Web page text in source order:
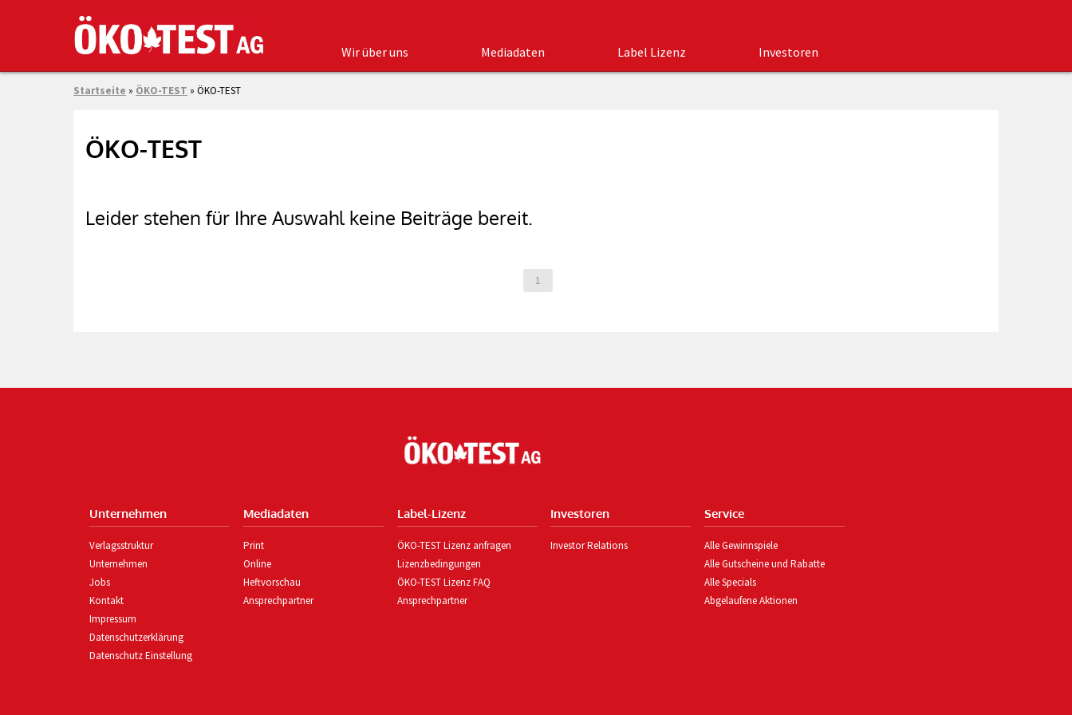
Wir über uns Mediadaten Label Lizenz Investoren
Startseite » ÖKO-TEST » ÖKO-TEST
ÖKO-TEST
Leider stehen für Ihre Auswahl keine Beiträge bereit.
1
Unternehmen
Verlagsstruktur
Unternehmen
Jobs
Kontakt
Impressum
Datenschutzerklärung
Datenschutz Einstellung
Mediadaten
Print
Online
Heftvorschau
Ansprechpartner
Label-Lizenz
ÖKO-TEST Lizenz anfragen
Lizenzbedingungen
ÖKO-TEST Lizenz FAQ
Ansprechpartner
Investoren
Investor Relations
Service
Alle Gewinnspiele
Alle Gutscheine und Rabatte
Alle Specials
Abgelaufene Aktionen